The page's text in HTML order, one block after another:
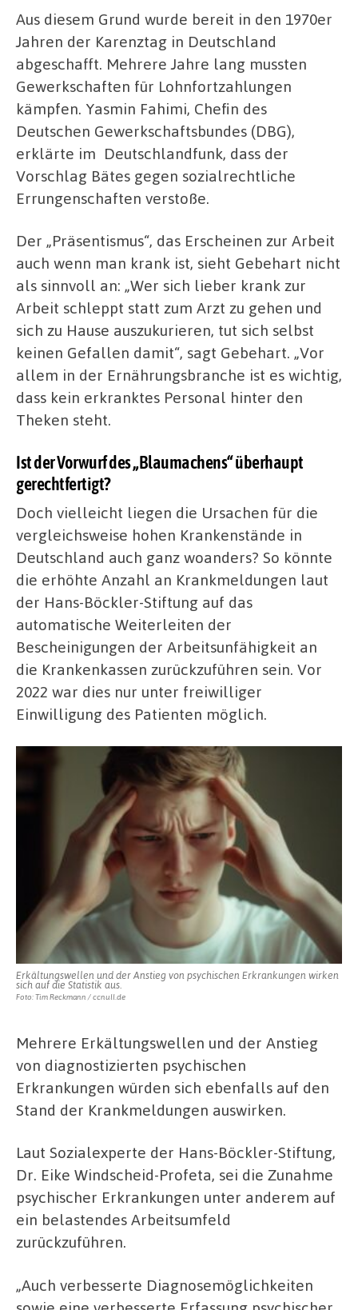
Aus diesem Grund wurde bereit in den 1970er
Jahren der Karenztag in Deutschland
abgeschafft. Mehrere Jahre lang mussten
Gewerkschaften für Lohnfortzahlungen
kämpfen. Yasmin Fahimi, Chefin des
Deutschen Gewerkschaftsbundes (DBG),
erklärte im Deutschlandfunk, dass der
Vorschlag Bätes gegen sozialrechtliche
Errungenschaften verstoße.
Der „Präsentismus“, das Erscheinen zur Arbeit
auch wenn man krank ist, sieht Gebehart nicht
als sinnvoll an: „Wer sich lieber krank zur
Arbeit schleppt statt zum Arzt zu gehen und
sich zu Hause auszukurieren, tut sich selbst
keinen Gefallen damit“, sagt Gebehart. „Vor
allem in der Ernährungsbranche ist es wichtig,
dass kein erkranktes Personal hinter den
Theken steht.
Ist der Vorwurf des „Blaumachens“ überhaupt
gerechtfertigt?
Doch vielleicht liegen die Ursachen für die
vergleichsweise hohen Krankenstände in
Deutschland auch ganz woanders? So könnte
die erhöhte Anzahl an Krankmeldungen laut
der Hans-Böckler-Stiftung auf das
automatische Weiterleiten der
Bescheinigungen der Arbeitsunfähigkeit an
die Krankenkassen zurückzuführen sein. Vor
2022 war dies nur unter freiwilliger
Einwilligung des Patienten möglich.
Erkältungswellen und der Anstieg von psychischen Erkrankungen wirken
sich auf die Statistik aus.
Foto: Tim Reckmann / ccnull.de
Mehrere Erkältungswellen und der Anstieg
von diagnostizierten psychischen
Erkrankungen würden sich ebenfalls auf den
Stand der Krankmeldungen auswirken.
Laut Sozialexperte der Hans-Böckler-Stiftung,
Dr. Eike Windscheid-Profeta, sei die Zunahme
psychischer Erkrankungen unter anderem auf
ein belastendes Arbeitsumfeld
zurückzuführen.
„Auch verbesserte Diagnosemöglichkeiten